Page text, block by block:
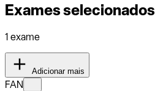
Exames selecionados
1 exame
Adicionar mais
FAN